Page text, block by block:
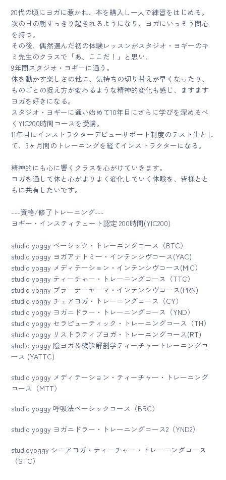
20代の頃にヨガに惹かれ、本を購入し一人で練習をはじめる。
次の日の朝すっきり起きれるようになり、ヨガにいっそう関心
を持つ。
その後、偶然選んだ初の体験レッスンがスタジオ・ヨギーのキ
ミ先生のクラスで「あ、ここだ！」と思い、
9年間スタジオ・ヨギーに通う。
体を動かす楽しさの他に、気持ちの切り替えが早くなったり、
ものごとの捉え方が変わるような精神的変化も感じ、ますます
ヨガを好きになる。
スタジオ・ヨギーに通い始めて10年目にさらに学びを深めるべ
くYIC200時間コースを受講。
11年目にインストラクターデビューサポート制度のテスト生とし
て、3ヶ月間のトレーニングを経てインストラクターになる。
精神的にも心に響くクラスを心がけていきます。
ヨガを通して体と心がよりよく変化していく体験を、皆様とと
もに共有したいです。
---資格/修了トレーニング---
ヨギー・インスティテュート認定 200時間(YIC200)
studio yoggy ベーシック・トレーニングコース（BTC）
studio yoggy ヨガアナトミー・インテンシヴコース(YAC)
studio yoggy メディテーション・インテンシヴコース(MIC）
studio yoggy ティーチャー・トレーニングコース（TTC）
studio yoggy プラーナーヤーマ・インテンシヴコース(PRN)
studio yoggy チェアヨガ・トレーニングコース（CY）
studio yoggy ヨガニドラー・トレーニングコース（YND）
studio yoggy セラピューティック・トレーニングコース（TH）
studio yoggy リストラティブヨガ・トレーニングコース(RT)
studio yoggy 陰ヨガ＆機能解剖学ティーチャートレーニングコ
ース (YATTC)
studio yoggy メディテーション・ティーチャー・トレーニング
コース（MTT）
studio yoggy 呼吸法ベーシックコース（BRC）
studio yoggy ヨガニドラー・トレーニングコース2（YND2）
studioyoggy シニアヨガ・ティーチャー・トレーニングコース
（STC）